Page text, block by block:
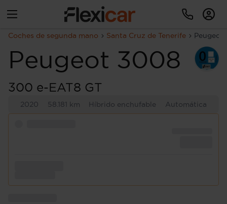
Coches de segunda mano Santa Cruz de Tenerife Peugeot
Peugeot 3008
300 e-EAT8 GT
2020 58.181 km Híbrido enchufable Automática